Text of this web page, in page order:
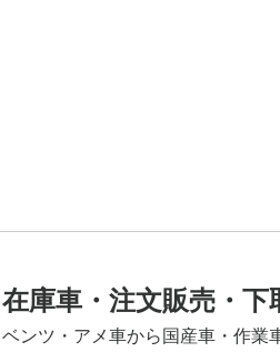
在庫車・注文販売・下
ベンツ・アメ車から国産車・作業